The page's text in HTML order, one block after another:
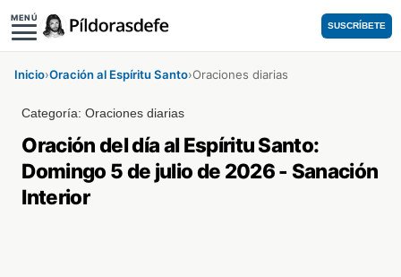
MENÚ
SUSCRÍBETE
Inicio›Oración al Espíritu Santo›Oraciones diarias
Categoría:Oraciones diarias
Oración del día al Espíritu Santo:
Domingo 5 de julio de 2026 - Sanación
Interior